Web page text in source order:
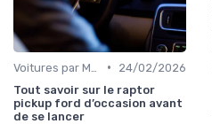
•
24/02/2026
Tout savoir sur le raptor
pickup ford d’occasion avant
de se lancer